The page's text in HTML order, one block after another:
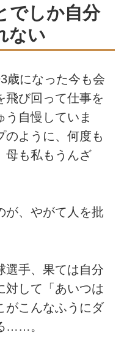
でしか自分
ない
歳になった今も会
飛び回って仕事を
う自慢していま
のように、何度も
母も私もうんざ
が、やがて人を批
選手、果ては自分
対して「あいつは
がこんなふうにダ
……。